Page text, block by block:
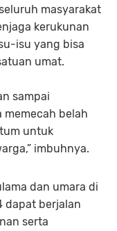
masyarakat
kerukunan
isu yang bisa
umat.
sampai
belah
untuk
imbuhnya.
dan umara di
dapat berjalan
serta